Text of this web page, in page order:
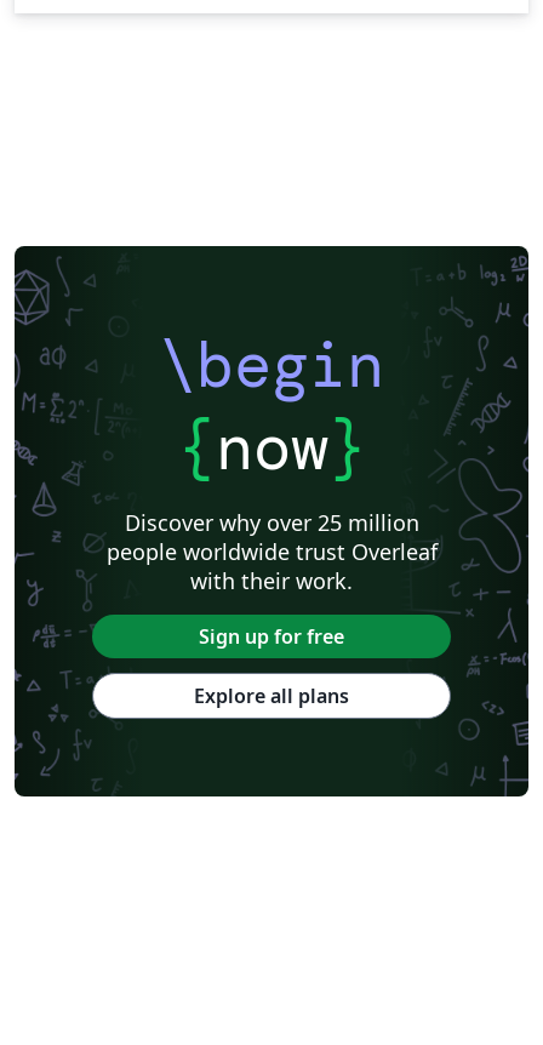
\begin
{now}
Discover why over 25 million
people worldwide trust Overleaf
with their work.
Sign up for free
Explore all plans